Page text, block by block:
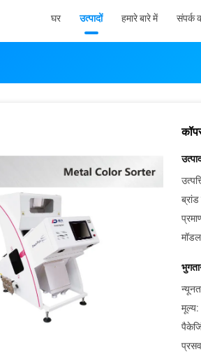
घर उत्पादों हमारे बारे में संपर्क
ब्रांड
मूल्य: